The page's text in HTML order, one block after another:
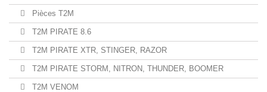
Pièces T2M
T2M PIRATE 8.6
T2M PIRATE XTR, STINGER, RAZOR
T2M PIRATE STORM, NITRON, THUNDER, BOOMER
T2M VENOM